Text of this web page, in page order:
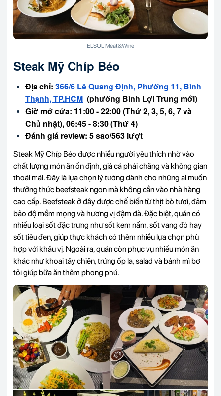
ELSOL Meat&Wine
Steak Mỹ Chíp Béo
Địa chỉ: 366/6 Lê Quang Định, Phường 11, Bình
Thạnh, TP.HCM (phường Bình Lợi Trung mới)
Giờ mở cửa: 11:00 - 22:00 (Thứ 2, 3, 5, 6, 7 và
Chủ nhật), 06:45 - 8:30 (Thứ 4)
Đánh giá review: 5 sao/563 lượt
Steak Mỹ Chíp Béo được nhiều người yêu thích nhờ vào
chất lượng món ăn ổn định, giá cả phải chăng và không gian
thoải mái. Đây là lựa chọn lý tưởng dành cho những ai muốn
thưởng thức beefsteak ngon mà không cần vào nhà hàng
cao cấp. Beefsteak ở đây được chế biến từ thịt bò tươi, đảm
bảo độ mềm mọng và hương vị đậm đà. Đặc biệt, quán có
nhiều loại sốt đặc trưng như sốt kem nấm, sốt vang đỏ hay
sốt tiêu đen, giúp thực khách có thêm nhiều lựa chọn phù
hợp với khẩu vị. Ngoài ra, quán còn phục vụ nhiều món ăn
khác như khoai tây chiên, trứng ốp la, salad và bánh mì bơ
tỏi giúp bữa ăn thêm phong phú.